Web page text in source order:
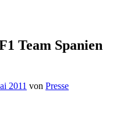
Team Spanien
2011 von Presse